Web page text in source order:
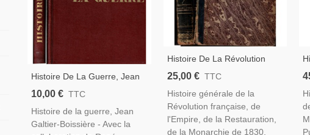
Histoire De La Guerre, Jean
Galtier-Boissière, 1933 -
Guerre Mondiale,
10,00 € TTC
Histoire de la guerre, Jean
Galtier-Boissière - Avec la
Histoire De La Révolution
Française, L'Empire,
1830, T4, Vivien 1843 -
Napoléon, Gravures 19e S.
25,00 € TTC
Histoire générale de la
Révolution française, de
l'Empire, de la Restauration,
de la Monarchie de 1830,